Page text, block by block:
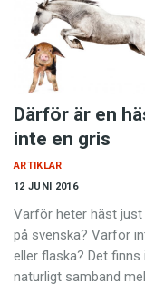
Därför är en
inte en gris
12 JUNI 2016
ARTIKLAR
Varför heter häst
på svenska? Varför
eller flaska? Det finns
naturligt samband